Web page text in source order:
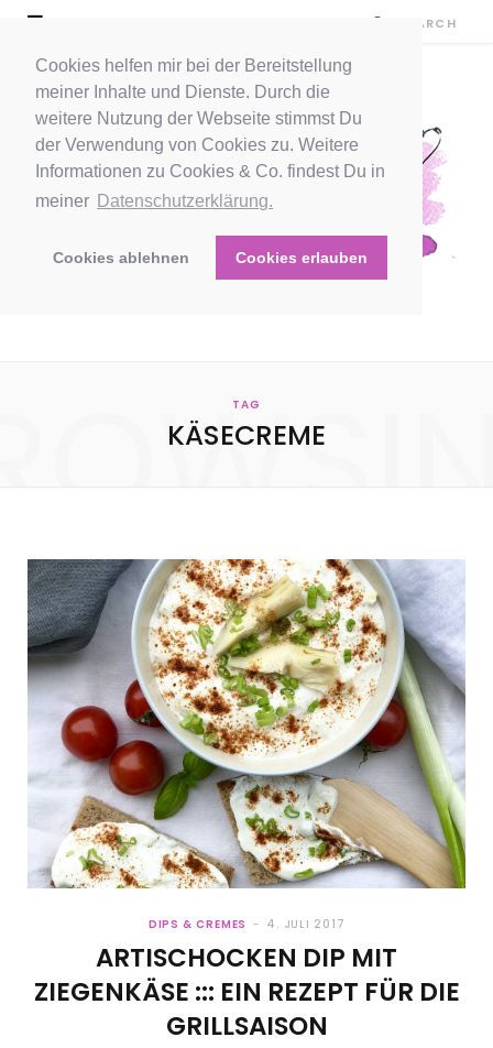
Cookies helfen mir bei der Bereitstellung
meiner Inhalte und Dienste. Durch die
weitere Nutzung der Webseite stimmst Du
der Verwendung von Cookies zu. Weitere
Informationen zu Cookies & Co. findest Du in
meiner Datenschutzerklärung.
Cookies ablehnen Cookies erlauben
TAG
KÄSECREME
DIPS & CREMES 4. JULI 2017
ARTISCHOCKEN DIP MIT
ZIEGENKÄSE ::: EIN REZEPT FÜR DIE
GRILLSAISON